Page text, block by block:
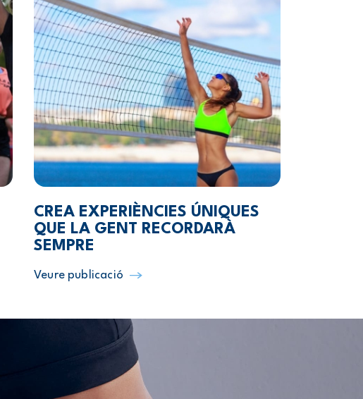
CREA EXPERIÈNCIES ÚNIQUES
QUE LA GENT RECORDARÀ
SEMPRE
Veure publicació